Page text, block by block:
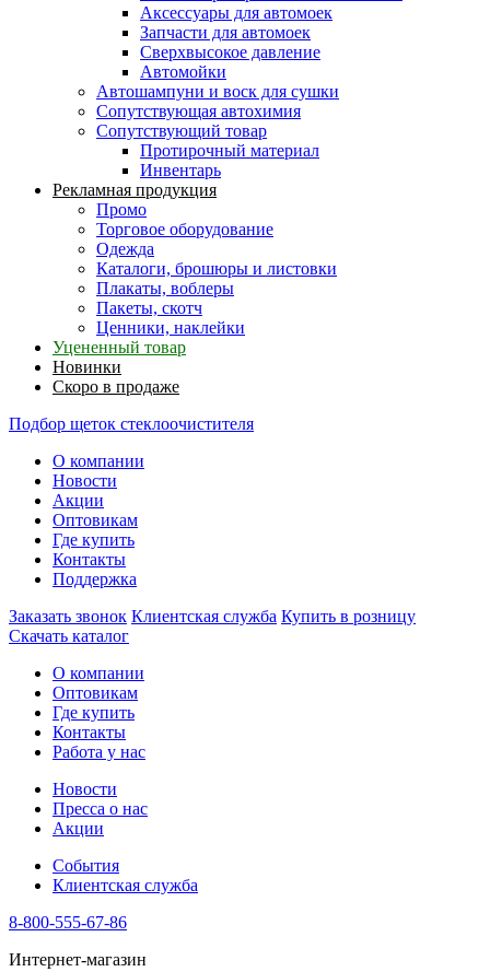
Аксессуары для автомоек
Запчасти для автомоек
Сверхвысокое давление
Автомойки
Автошампуни и воск для сушки
Сопутствующая автохимия
Сопутствующий товар
Протирочный материал
Инвентарь
Рекламная продукция
Промо
Торговое оборудование
Одежда
Каталоги, брошюры и листовки
Плакаты, воблеры
Пакеты, скотч
Ценники, наклейки
Уцененный товар
Новинки
Скоро в продаже
Подбор щеток стеклоочистителя
О компании
Новости
Акции
Оптовикам
Где купить
Контакты
Поддержка
Заказать звонок Клиентская служба Купить в розницу
Скачать каталог
О компании
Оптовикам
Где купить
Контакты
Работа у нас
Новости
Пресса о нас
Акции
События
Клиентская служба
8-800-555-67-86
Интернет-магазин